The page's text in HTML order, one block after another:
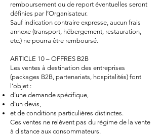
remboursement ou de report éventuelles seront
définies par l’Organisateur.
Sauf indication contraire expresse, aucun frais
annexe (transport, hébergement, restauration,
etc.) ne pourra être remboursé.
ARTICLE 10 – OFFRES B2B
Les ventes à destination des entreprises
(packages B2B, partenariats, hospitalités) font
l’objet :
d’une demande spécifique,
d’un devis,
et de conditions particulières distinctes.
Ces ventes ne relèvent pas du régime de la vente
à distance aux consommateurs.